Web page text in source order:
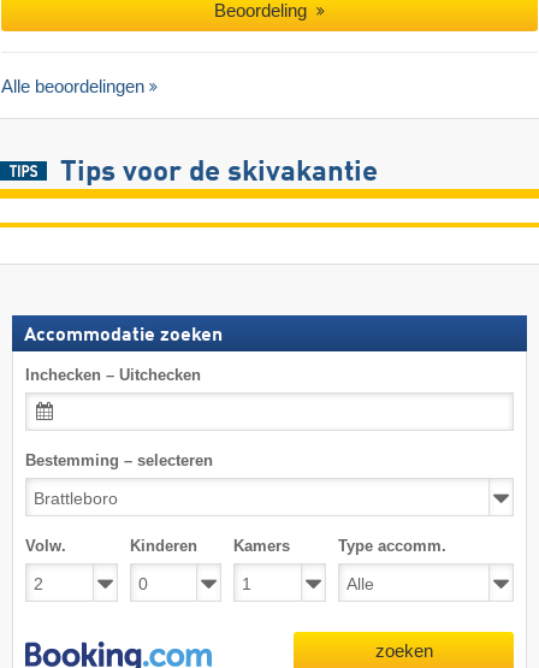
Beoordeling
Alle beoordelingen
Tips voor de skivakantie
Accommodatie zoeken
Inchecken – Uitchecken
Bestemming – selecteren
Volw. Kinderen Kamers Type accomm.
zoeken